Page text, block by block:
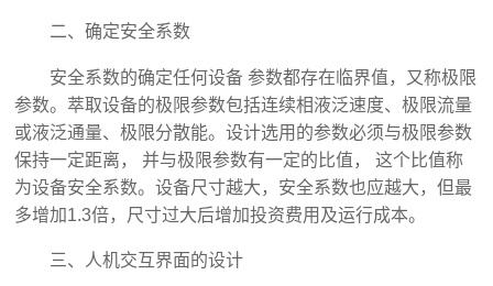
二、确定安全系数
安全系数的确定任何设备 参数都存在临界值，又称极限
参数。萃取设备的极限参数包括连续相液泛速度、极限流量
或液泛通量、极限分散能。设计选用的参数必须与极限参数
保持一定距离， 并与极限参数有一定的比值， 这个比值称
为设备安全系数。设备尺寸越大，安全系数也应越大，但最
多增加1.3倍，尺寸过大后增加投资费用及运行成本。
三、人机交互界面的设计